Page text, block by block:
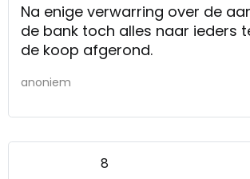
Na enige verwarring over de
de bank toch alles naar ieders
de koop afgerond.
anoniem
8